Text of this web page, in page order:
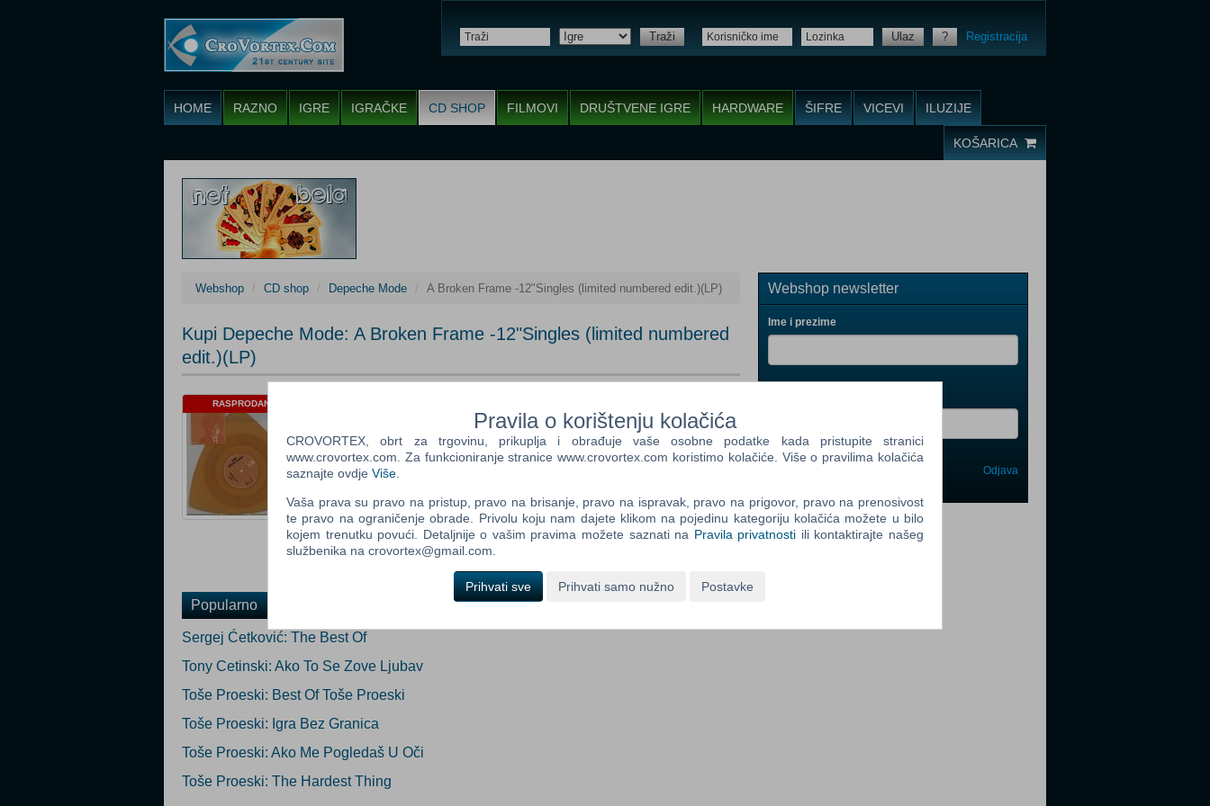
Traži Ulaz ? Registracija
HOME RAZNO IGRE IGRAČKE CD SHOP FILMOVI DRUŠTVENE IGRE HARDWARE ŠIFRE VICEVI ILUZIJE
KOŠARICA
Webshop CD shop Depeche Mode A Broken Frame -12"Singles (limited numbered edit.)(LP)
Kupi Depeche Mode: A Broken Frame -12"Singles (limited numbered
edit.)(LP)
RASPRODANO
Status: Rasprodano(Info o proizvodu)
Ocijeni
Obavijesti me kada proizvod postane dostupan:
Email: Prijavi me
Popularno
Sergej Ćetković: The Best Of
Tony Cetinski: Ako To Se Zove Ljubav
Toše Proeski: Best Of Toše Proeski
Toše Proeski: Igra Bez Granica
Toše Proeski: Ako Me Pogledaš U Oči
Toše Proeski: The Hardest Thing
Webshop newsletter
Ime i prezime
One
Newsletter
Odjava
Pravila o korištenju kolačića
CROVORTEX, obrt za trgovinu, prikuplja i obrađuje vaše osobne podatke kada pristupite stranici
www.crovortex.com. Za funkcioniranje stranice www.crovortex.com koristimo kolačiće. Više o pravilima kolačića
saznajte ovdje Više
Vaša prava su pravo na pristup, pravo na brisanje, pravo na ispravak, pravo na prigovor, pravo na prenosivost
te pravo na ograničenje obrade. Privolu koju nam dajete klikom na pojedinu kategoriju kolačića možete u bilo
kojem trenutku povući. Detaljnije o vašim pravima možete saznati na Pravila privatnosti ili kontaktirajte našeg
službenika na crovortex@gmail.com.
Prihvati sve Prihvati samo nužno Postavke